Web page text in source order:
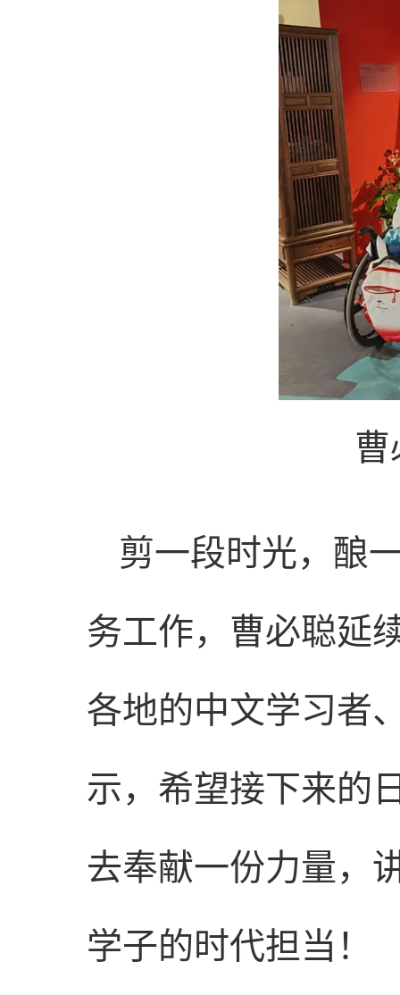
曹
剪一段时光，酿
务工作，曹必聪延
各地的中文学习者
示，希望接下来的
去奉献一份力量，
学子的时代担当！